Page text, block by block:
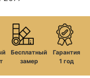
Бесплатный
замер
Гарантия
1 год